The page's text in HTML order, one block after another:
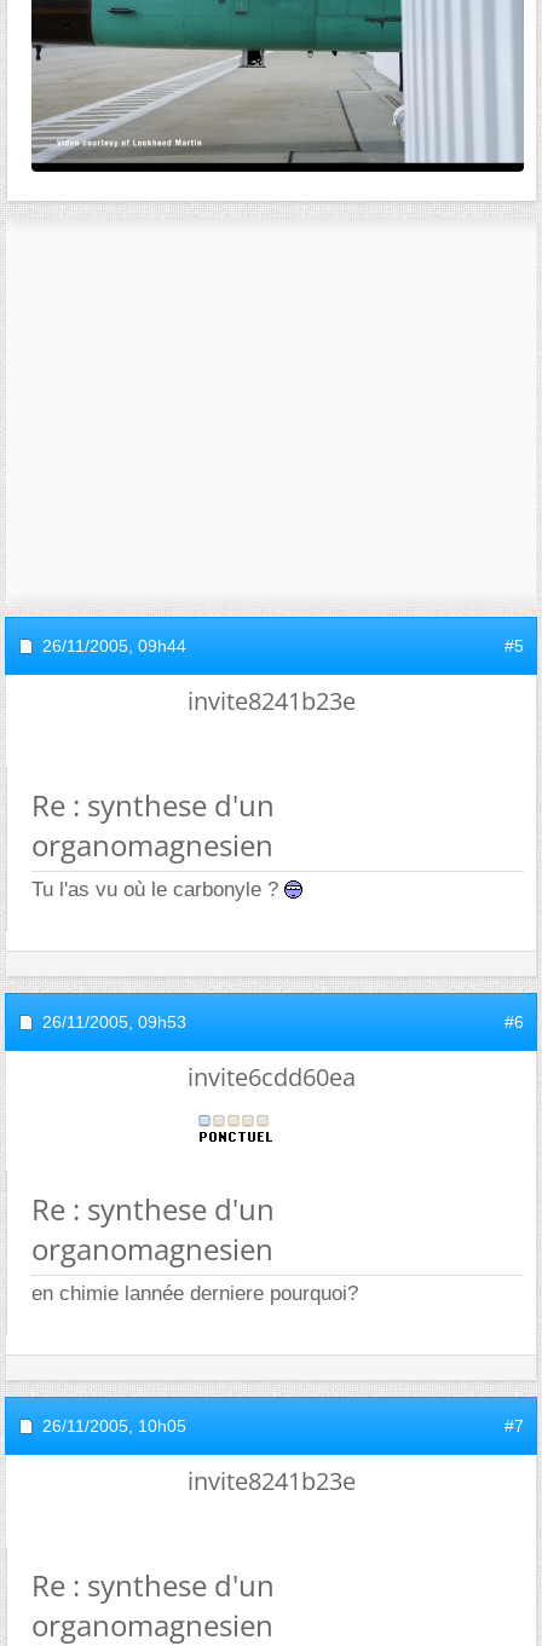
26/11/2005, 09h44 #5
invite8241b23e
Re : synthese d'un
organomagnesien
Tu l'as vu où le carbonyle ?
26/11/2005, 09h53 #6
invite6cdd60ea
Re : synthese d'un
organomagnesien
en chimie lannée derniere pourquoi?
26/11/2005, 10h05 #7
invite8241b23e
Re : synthese d'un
organomagnesien